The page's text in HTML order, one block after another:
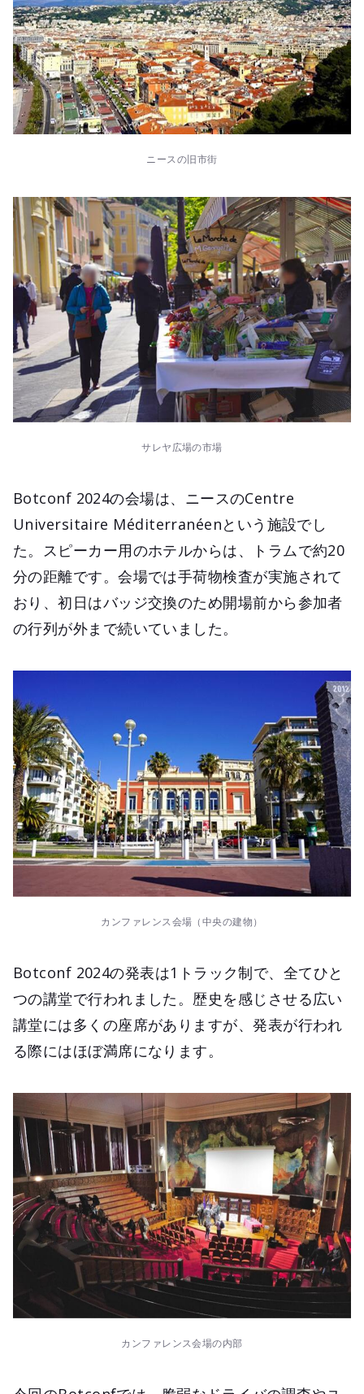
ニースの旧市街
サレヤ広場の市場
Botconf 2024の会場は、ニースのCentre
Universitaire Méditerranéenという施設でし
た。スピーカー用のホテルからは、トラムで約20
分の距離です。会場では手荷物検査が実施されて
おり、初日はバッジ交換のため開場前から参加者
の行列が外まで続いていました。
カンファレンス会場（中央の建物）
Botconf 2024の発表は1トラック制で、全てひと
つの講堂で行われました。歴史を感じさせる広い
講堂には多くの座席がありますが、発表が行われ
る際にはほぼ満席になります。
カンファレンス会場の内部